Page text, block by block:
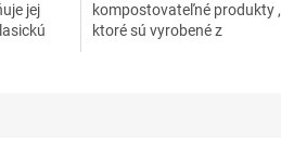
jej
kompostovateľné produkty ,
ktoré sú vyrobené z